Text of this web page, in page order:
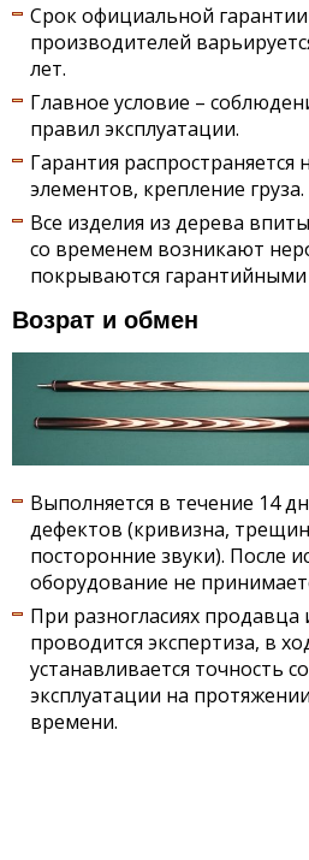
Срок официальной
производителей
лет.
Главное условие –
правил эксплуатации.
Гарантия распространяется
элементов, крепление груза.
Все изделия из дерева
со временем возникают
покрываются гарантийными
Возрат и обмен
Выполняется в течение 14
дефектов (кривизна,
посторонние звуки). После
оборудование не
При разногласиях продавца
проводится экспертиза, в
устанавливается точность
эксплуатации на
времени.